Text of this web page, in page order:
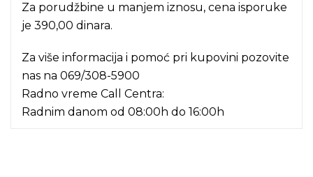
Za porudžbine u manjem iznosu, cena isporuke
je 390,00 dinara.
Za više informacija i pomoć pri kupovini pozovite
nas na 069/308-5900
Radno vreme Call Centra:
Radnim danom od 08:00h do 16:00h